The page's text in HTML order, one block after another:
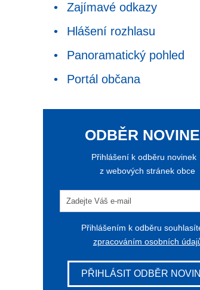
Zajímavé odkazy
Hlášení rozhlasu
Panoramatický pohled
Portál občana
ODBĚR
Přihlášení k odběru novinek
z webových stránek obce
Přihlášením k odběru
zpracováním osobních
PŘIHLÁSIT ODBĚR